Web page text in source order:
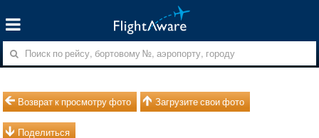
Возврат к просмотру фото Загрузите свои фото
Поделиться